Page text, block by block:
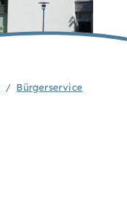
Bürgerservice